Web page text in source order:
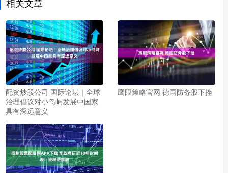
配资炒股公司 国际论坛｜全球
治理倡议对小岛屿发展中国家
具有深远意义
鹰眼策略官网 德国防务股下挫